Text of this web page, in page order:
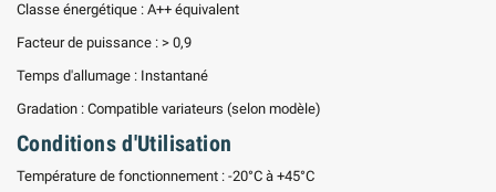
Classe énergétique : A++ équivalent
Facteur de puissance : > 0,9
Temps d'allumage : Instantané
Gradation : Compatible variateurs (selon modèle)
Conditions d'Utilisation
Température de fonctionnement : -20°C à +45°C